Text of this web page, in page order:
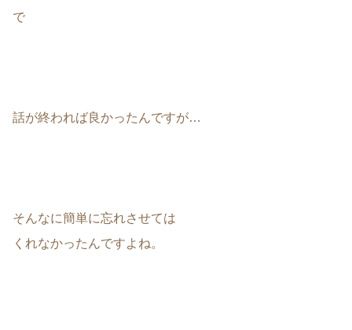
で
話が終われば良かったんですが…
そんなに簡単に忘れさせては
くれなかったんですよね。